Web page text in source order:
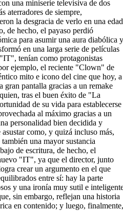
una miniserie televisiva de dos
aterradores de siempre,
la desgracia de verlo en una edad
de hecho, el payaso perdió
para asumir una aura diabólica y
en una larga serie de películas
tenían como protagonistas
ejemplo, el reciente "Clown" de
mito e icono del cine que hoy, a
gran pantalla gracias a un remake
tras el buen éxito de "La
de su vida para establecerse
al máximo gracias a un
personalidad bien decidida y
como, y quizá incluso más,
una mayor sustancia
de escritura, de hecho, el
"IT", ya que el director, junto
crear un argumento en el que
entre sí: hay la parte
y una ironía muy sutil e
sin embargo, reflejan una historia
en contenido; y luego, finalmente,